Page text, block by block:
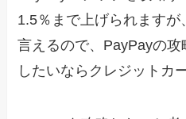
1.5％まで上げられますが
言えるので、PayPayの
したいならクレジットカ